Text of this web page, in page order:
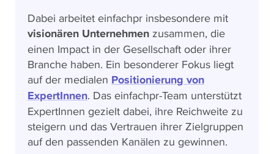
Dabei arbeitet einfachpr insbesondere mit
visionären Unternehmen zusammen, die
einen Impact in der Gesellschaft oder ihrer
Branche haben. Ein besonderer Fokus liegt
auf der medialen Positionierung von
ExpertInnen. Das einfachpr-Team unterstützt
ExpertInnen gezielt dabei, ihre Reichweite zu
steigern und das Vertrauen ihrer Zielgruppen
auf den passenden Kanälen zu gewinnen.